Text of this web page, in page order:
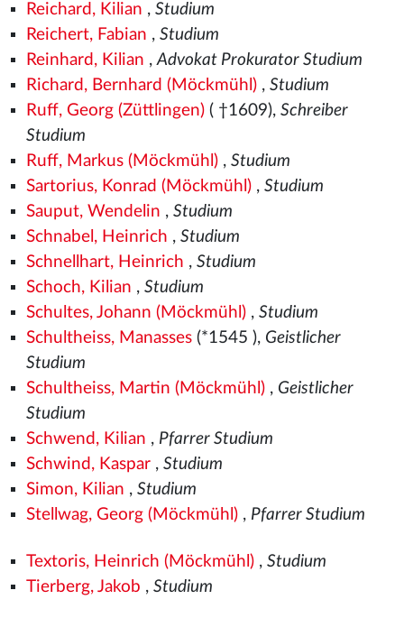
Reichard, Kilian , Studium
Reichert, Fabian , Studium
Reinhard, Kilian ,Advokat Prokurator Studium
Richard, Bernhard (Möckmühl), Studium
Ruff, Georg (Züttlingen)( †1609), Schreiber
Studium
Ruff, Markus (Möckmühl), Studium
Sartorius, Konrad (Möckmühl), Studium
Sauput, Wendelin , Studium
Schnabel, Heinrich , Studium
Schnellhart, Heinrich , Studium
Schoch, Kilian , Studium
Schultes, Johann (Möckmühl), Studium
Schultheiss, Manasses(*1545 ), Geistlicher
Studium
Schultheiss, Martin (Möckmühl), Geistlicher
Studium
Schwend, Kilian , Pfarrer Studium
Schwind, Kaspar, Studium
Simon, Kilian , Studium
Stellwag, Georg (Möckmühl), Pfarrer Studium
Textoris, Heinrich (Möckmühl), Studium
Tierberg, Jakob , Studium